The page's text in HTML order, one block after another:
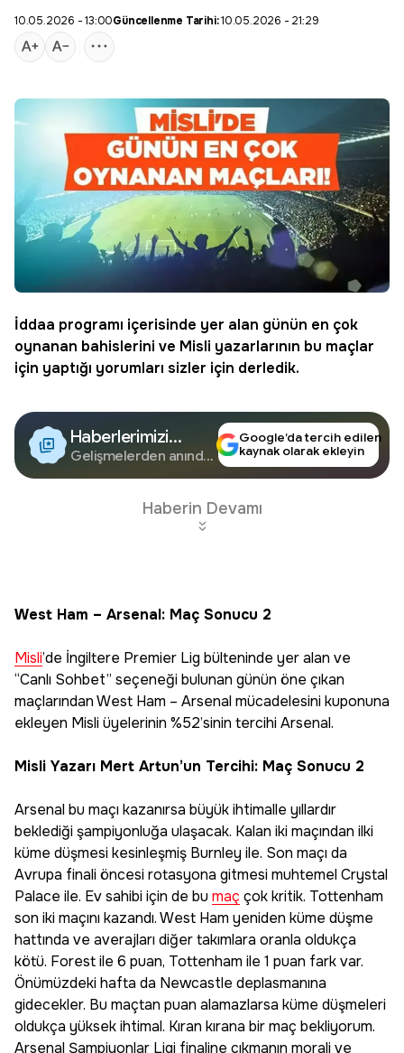
10.05.2026 - 13:00Güncellenme Tarihi:10.05.2026 - 21:29
İddaa programı içerisinde yer alan günün en çok
oynanan bahislerini ve Misli yazarlarının bu maçlar
için yaptığı yorumları sizler için derledik.
Haberlerimizi
Google'da Takip
Edin
Gelişmelerden anında
Google’da tercih edilen
kaynak olarak ekleyin
Haberin Devamı
West Ham – Arsenal: Maç Sonucu 2
Misli’de İngiltere Premier Lig bülteninde yer alan ve
“Canlı Sohbet” seçeneği bulunan günün öne çıkan
maçlarından West Ham – Arsenal mücadelesini kuponuna
ekleyen Misli üyelerinin %52’sinin tercihi Arsenal.
Misli Yazarı Mert Artun’un Tercihi: Maç Sonucu 2
Arsenal bu maçı kazanırsa büyük ihtimalle yıllardır
beklediği şampiyonluğa ulaşacak. Kalan iki maçından ilki
küme düşmesi kesinleşmiş Burnley ile. Son maçı da
Avrupa finali öncesi rotasyona gitmesi muhtemel Crystal
Palace ile. Ev sahibi için de bu maç çok kritik. Tottenham
son iki maçını kazandı. West Ham yeniden küme düşme
hattında ve averajları diğer takımlara oranla oldukça
kötü. Forest ile 6 puan, Tottenham ile 1 puan fark var.
Önümüzdeki hafta da Newcastle deplasmanına
gidecekler. Bu maçtan puan alamazlarsa küme düşmeleri
oldukça yüksek ihtimal. Kıran kırana bir maç bekliyorum.
Arsenal Şampiyonlar Ligi finaline çıkmanın morali ve